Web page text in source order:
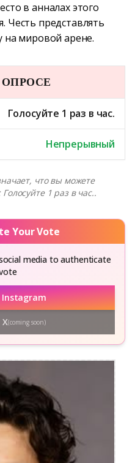
в анналах этого
Честь представлять
на мировой арене.
Голосуйте 1 раз в час.
Непрерывный
что вы можете
1 раз в час..
Your Vote
media to authenticate
Instagram
X(coming soon)